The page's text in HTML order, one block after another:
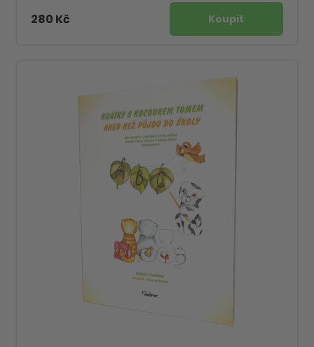
280 Kč